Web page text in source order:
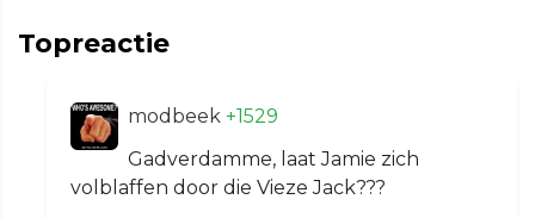
Topreactie
modbeek +1529
Gadverdamme, laat Jamie zich
volblaffen door die Vieze Jack???